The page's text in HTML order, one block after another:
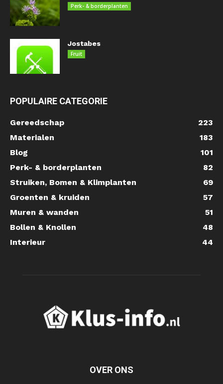
Perk- & borderplanten
Jostabes
Fruit
POPULAIRE CATEGORIE
Gereedschap
223
Materialen
183
Blog
101
Perk- & borderplanten
82
Struiken, Bomen & Klimplanten
69
Groenten & kruiden
57
Muren & wanden
51
Bollen & Knollen
48
Interieur
44
OVER ONS